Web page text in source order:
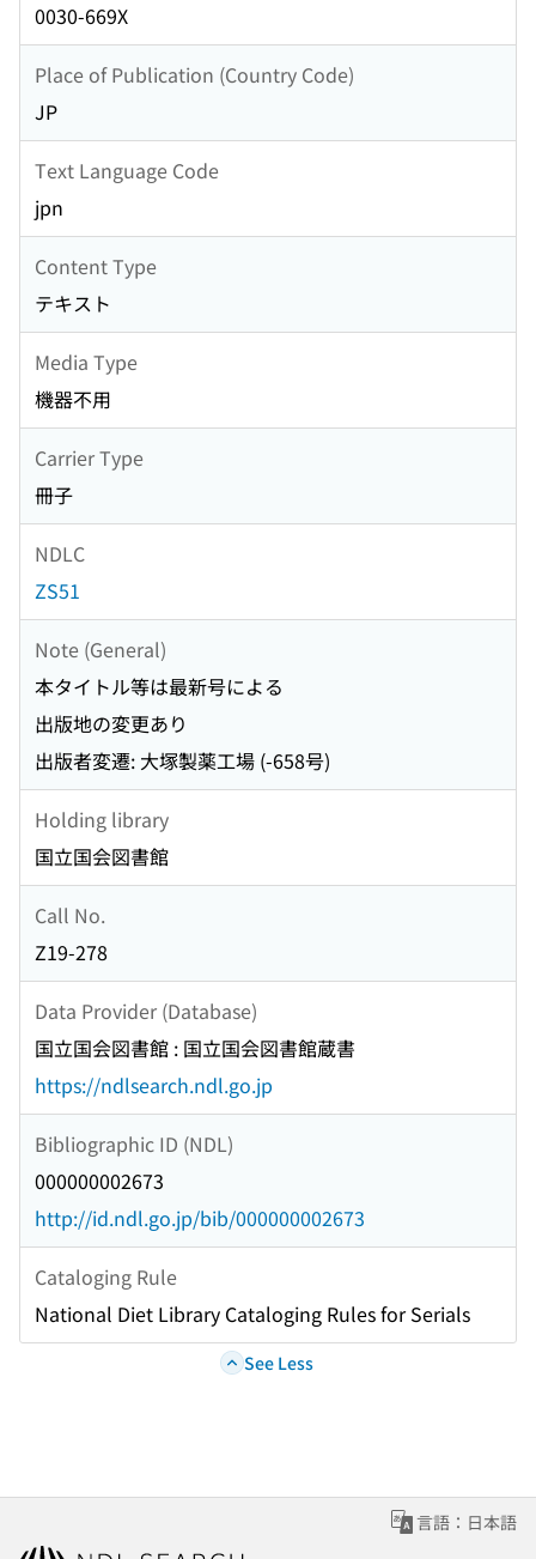
0030-669X
Place of Publication (Country Code)
JP
Text Language Code
jpn
Content Type
テキスト
Media Type
機器不用
Carrier Type
冊子
NDLC
ZS51
Note (General)
本タイトル等は最新号による
出版地の変更あり
出版者変遷: 大塚製薬工場 (-658号)
Holding library
国立国会図書館
Call No.
Z19-278
Data Provider (Database)
国立国会図書館 : 国立国会図書館蔵書
https://ndlsearch.ndl.go.jp
Bibliographic ID (NDL)
000000002673
http://id.ndl.go.jp/bib/000000002673
Cataloging Rule
National Diet Library Cataloging Rules for Serials
See Less
言語：日本語